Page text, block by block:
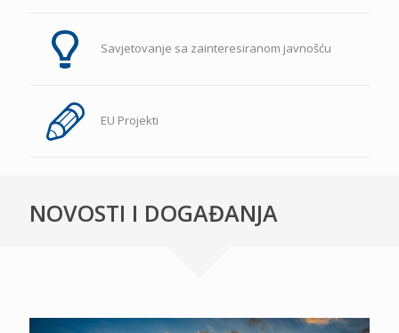
Savjetovanje sa zainteresiranom javnošću
EU Projekti
NOVOSTI I DOGAĐANJA